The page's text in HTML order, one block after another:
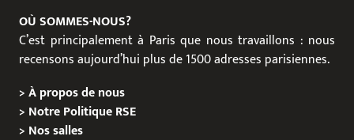
OÙ SOMMES-NOUS?
C’est principalement à Paris que nous travaillons : nous
recensons aujourd’hui plus de 1500 adresses parisiennes.
>À propos de nous
> Notre Politique RSE
> Nos salles